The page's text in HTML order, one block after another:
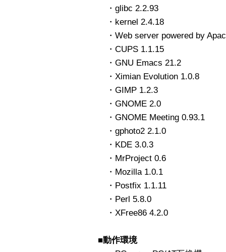
・glibc 2.2.93
・kernel 2.4.18
・Web server powered by
・CUPS 1.1.15
・GNU Emacs 21.2
・Ximian Evolution 1.0.8
・GIMP 1.2.3
・GNOME 2.0
・GNOME Meeting 0.93.1
・gphoto2 2.1.0
・KDE 3.0.3
・MrProject 0.6
・Mozilla 1.0.1
・Postfix 1.1.11
・Perl 5.8.0
・XFree86 4.2.0
■動作環境